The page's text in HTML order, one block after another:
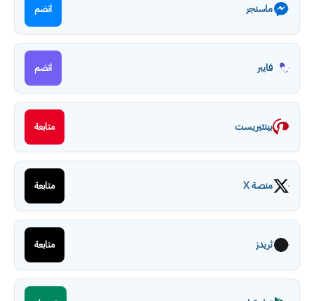
ماسنجر انضم
فايبر انضم
بينتيريست متابعة
منصة X متابعة
ثريدز متابعة